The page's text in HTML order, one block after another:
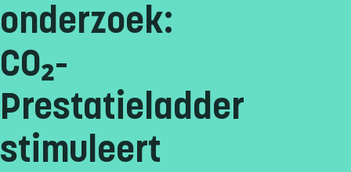
onderzoek:
CO₂-
Prestatieladder
stimuleert